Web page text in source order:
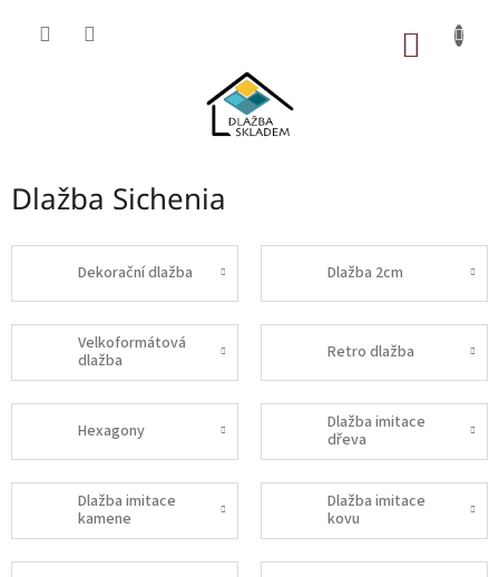
Dlažba Sichenia
Dekorační dlažba Dlažba 2cm
Velkoformátová
dlažba
Retro dlažba
Hexagony
Dlažba imitace
dřeva
Dlažba imitace
kamene
Dlažba imitace
kovu